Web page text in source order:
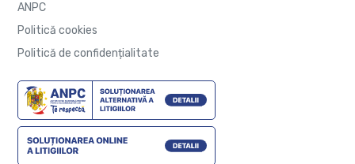
ANPC
Politică cookies
Politică de confidențialitate